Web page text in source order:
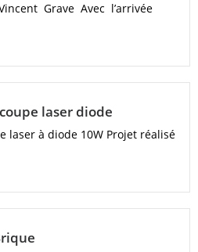
Grave Avec l’arrivée
laser diode
laser à diode 10W Projet réalisé